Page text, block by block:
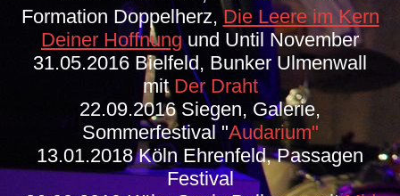
Formation Doppelherz,Die Leere im Kern
Deiner Hoffnungund Until November
31.05.2016 Bielfeld, Bunker Ulmenwall
mit Der Draht
22.09.2016 Siegen, Galerie,
Sommerfestival "Audarium"
13.01.2018 Köln Ehrenfeld, Passagen
Festival